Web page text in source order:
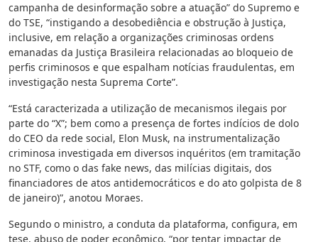
campanha de desinformação sobre a atuação” do Supremo e
do TSE, “instigando a desobediência e obstrução à Justiça,
inclusive, em relação a organizações criminosas ordens
emanadas da Justiça Brasileira relacionadas ao bloqueio de
perfis criminosos e que espalham notícias fraudulentas, em
investigação nesta Suprema Corte”.
“Está caracterizada a utilização de mecanismos ilegais por
parte do “X”; bem como a presença de fortes indícios de dolo
do CEO da rede social, Elon Musk, na instrumentalização
criminosa investigada em diversos inquéritos (em tramitação
no STF, como o das fake news, das milícias digitais, dos
financiadores de atos antidemocráticos e do ato golpista de 8
de janeiro)”, anotou Moraes.
Segundo o ministro, a conduta da plataforma, configura, em
tese, abuso de poder econômico, “por tentar impactar de